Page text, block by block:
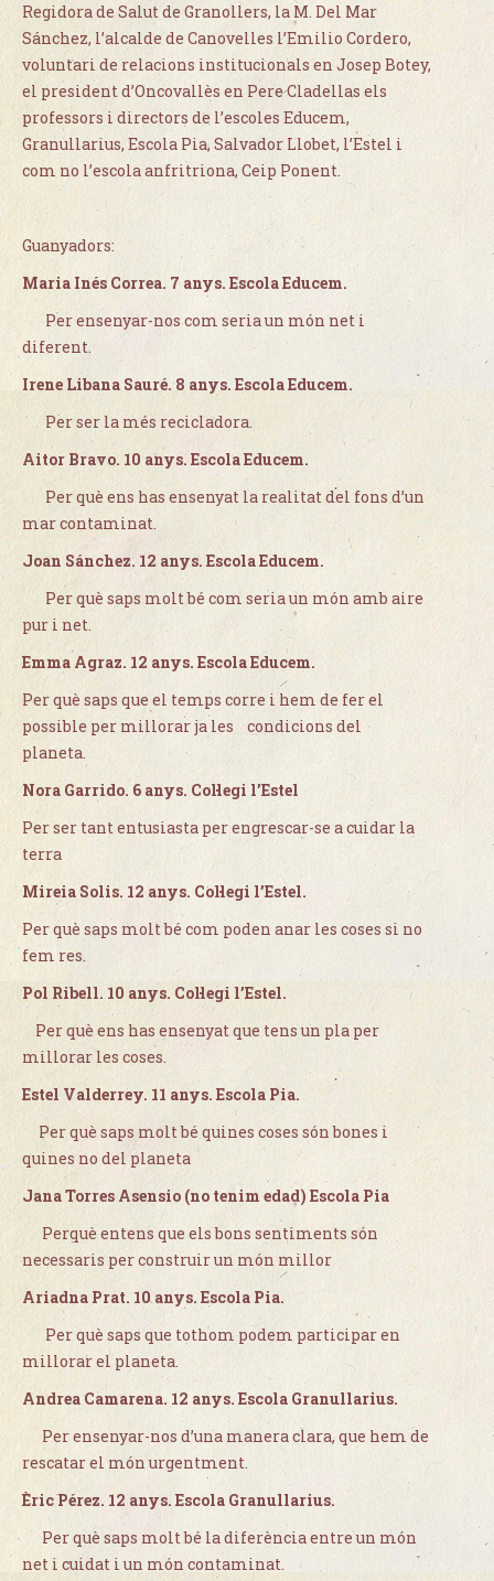
Regidora de Salut de Granollers, la M. Del Mar
Sánchez, l’alcalde de Canovelles l’Emilio Cordero,
voluntari de relacions institucionals en Josep Botey,
el president d’Oncovallès en Pere Cladellas els
professors i directors de l’escoles Educem,
Granullarius, Escola Pia, Salvador Llobet, l’Estel i
com no l’escola anfritriona, Ceip Ponent.
Guanyadors:
Maria Inés Correa. 7 anys. Escola Educem.
Per ensenyar-nos com seria un món net i
diferent.
Irene Libana Sauré. 8 anys. Escola Educem.
Per ser la més recicladora.
Aitor Bravo. 10 anys. Escola Educem.
Per què ens has ensenyat la realitat del fons d’un
mar contaminat.
Joan Sánchez. 12 anys. Escola Educem.
Per què saps molt bé com seria un món amb aire
pur i net.
Emma Agraz. 12 anys. Escola Educem.
Per què saps que el temps corre i hem de fer el
possible per millorar ja les condicions del
planeta.
Nora Garrido. 6 anys. Col·legi l’Estel
Per ser tant entusiasta per engrescar-se a cuidar la
terra
Mireia Solis. 12 anys. Col·legi l’Estel.
Per què saps molt bé com poden anar les coses si no
fem res.
Pol Ribell. 10 anys. Col·legi l’Estel.
Per què ens has ensenyat que tens un pla per
millorar les coses.
Estel Valderrey. 11 anys. Escola Pia.
Per què saps molt bé quines coses són bones i
quines no del planeta
Jana Torres Asensio (no tenim edad) Escola Pia
Perquè entens que els bons sentiments són
necessaris per construir un món millor
Ariadna Prat. 10 anys. Escola Pia.
Per què saps que tothom podem participar en
millorar el planeta.
Andrea Camarena. 12 anys. Escola Granullarius.
Per ensenyar-nos d’una manera clara, que hem de
rescatar el món urgentment.
Èric Pérez. 12 anys. Escola Granullarius.
Per què saps molt bé la diferència entre un món
net i cuidat i un món contaminat.